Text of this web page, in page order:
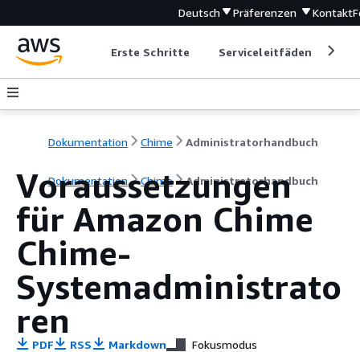
Deutsch Präferenzen Kontakt
Erste Schritte Serviceleitfäden
Dokumentation Chime Administratorhandbuch
Dokumentation Chime Administratorhandbuch
Voraussetzungen
für Amazon Chime
Chime-
Systemadministrato
ren
PDF RSS Markdown Fokusmodus